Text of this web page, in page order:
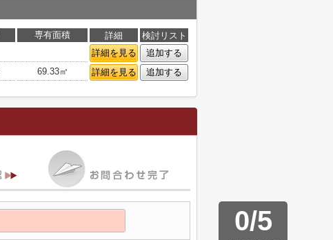
専有面積 詳細 検討リスト
詳細を見る
追加する
69.33㎡ 詳細を見る 追加する
0/5